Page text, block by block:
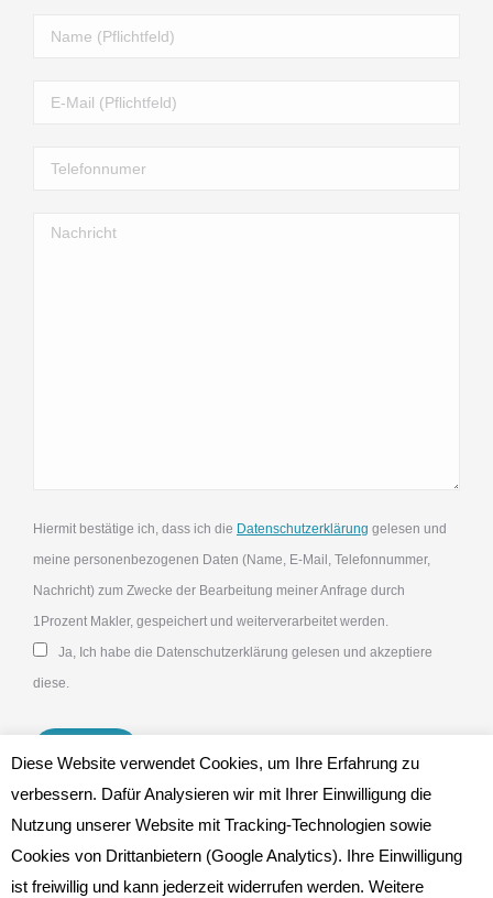
Hiermit bestätige ich, dass ich die Datenschutzerklärung gelesen und
meine personenbezogenen Daten (Name, E-Mail, Telefonnummer,
Nachricht) zum Zwecke der Bearbeitung meiner Anfrage durch
1Prozent Makler, gespeichert und weiterverarbeitet werden.
Ja, Ich habe die Datenschutzerklärung gelesen und akzeptiere
diese.
Diese Website verwendet Cookies, um Ihre Erfahrung zu
verbessern. Dafür Analysieren wir mit Ihrer Einwilligung die
Nutzung unserer Website mit Tracking-Technologien sowie
Cookies von Drittanbietern (Google Analytics). Ihre Einwilligung
ist freiwillig und kann jederzeit widerrufen werden. Weitere